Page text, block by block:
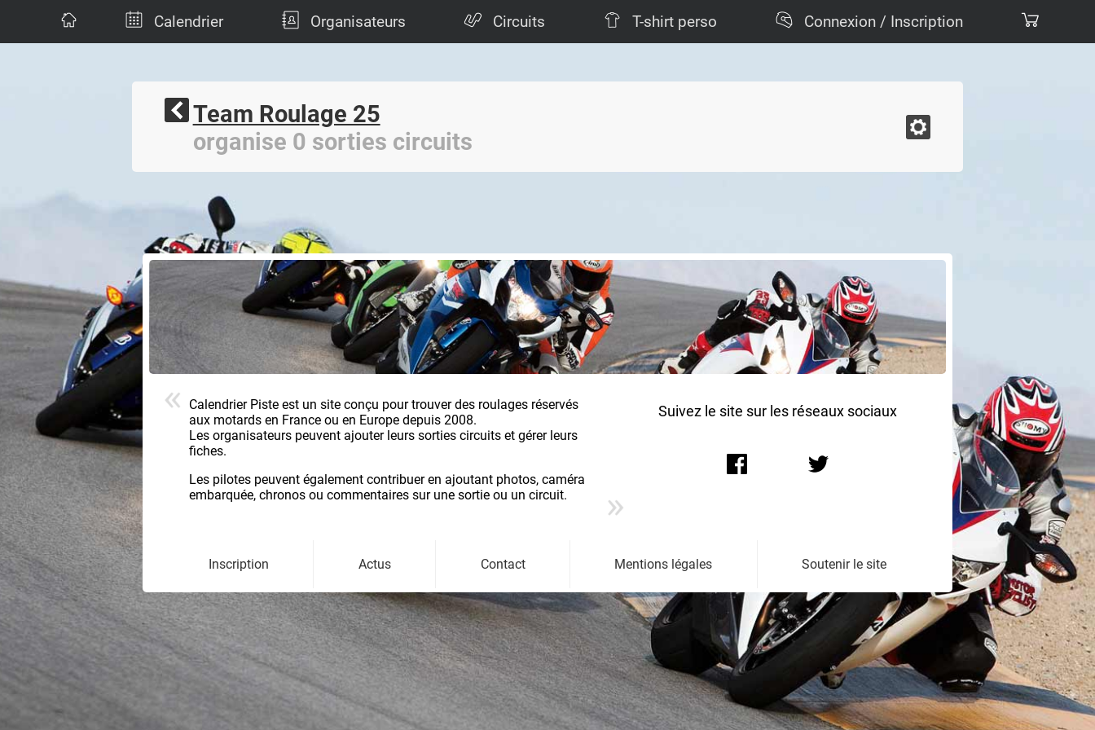
Calendrier Organisateurs Circuits T-shirt perso Connexion / Inscription
Team Roulage 25
organise 0 sorties circuits
Calendrier Piste est un site conçu pour trouver des roulages réservés
aux motards en France ou en Europe depuis 2008.
Les organisateurs peuvent ajouter leurs sorties circuits et gérer leurs
fiches.
Les pilotes peuvent également contribuer en ajoutant photos, caméra
embarquée, chronos ou commentaires sur une sortie ou un circuit.
Suivez le site sur les réseaux sociaux
Inscription Actus Contact Mentions légales Soutenir le site